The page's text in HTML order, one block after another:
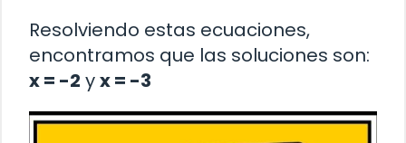
Resolviendo estas ecuaciones,
encontramos que las soluciones son:
x = -2 yx = -3